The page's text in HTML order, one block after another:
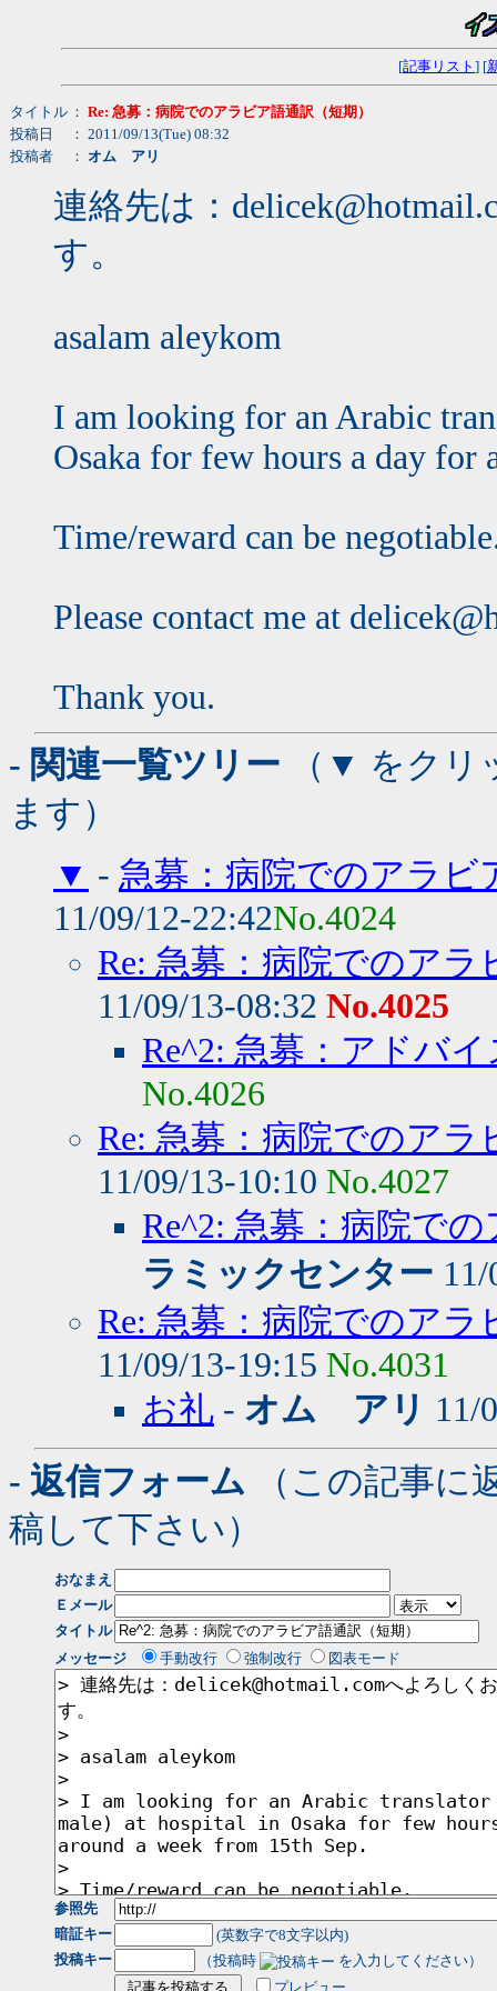
[記事リスト ] [
タイトル ： Re: 急募：病院でのアラビア語通訳（短期）
投稿日
： 2011/09/13(Tue) 08:32
投稿者
： オム アリ
連絡先は：
す。
asalam aleykom
I am looking for an Arabic
Osaka for few hours a day for
Time/reward can be
Please contact me at
Thank you.
- 関連一覧ツリー （▼ をクリ
ます）
▼ - 急募：病院でのアラビ
11/09/12-22:42No.4024
Re: 急募：病院でのアラ
11/09/13-08:32 No.4025
Re^2: 急募：アドバイ
No.4026
Re: 急募：病院でのアラ
11/09/13-10:10 No.4027
Re^2: 急募：病院で
ラミックセンター
Re: 急募：病院でのアラ
11/09/13-19:15 No.4031
お礼 - オム アリ 11/
- 返信フォーム （この記事に
稿して下さい）
おなまえ
Ｅメール
タイトル
メッセージ
手動改行 強制改行 図表モード
参照先
暗証キー
(英数字で8文字以内)
投稿キー
（投稿時
を入力してください）
プレビュー